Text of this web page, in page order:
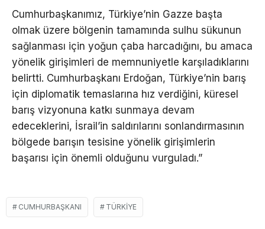
Cumhurbaşkanımız, Türkiye’nin Gazze başta
olmak üzere bölgenin tamamında sulhu sükunun
sağlanması için yoğun çaba harcadığını, bu amaca
yönelik girişimleri de memnuniyetle karşıladıklarını
belirtti. Cumhurbaşkanı Erdoğan, Türkiye’nin barış
için diplomatik temaslarına hız verdiğini, küresel
barış vizyonuna katkı sunmaya devam
edeceklerini, İsrail’in saldırılarını sonlandırmasının
bölgede barışın tesisine yönelik girişimlerin
başarısı için önemli olduğunu vurguladı.”
CUMHURBAŞKANI TÜRKIYE